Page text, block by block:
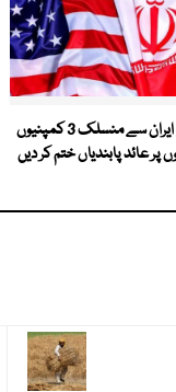
امریکا نے ایران سے منسلک 3 کمپنیوں